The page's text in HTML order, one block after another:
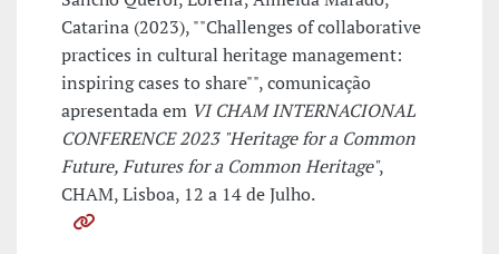
Catarina (2023), ""Challenges of collaborative
practices in cultural heritage management:
inspiring cases to share"", comunicação
apresentada em VI CHAM INTERNACIONAL
CONFERENCE 2023 "Heritage for a Common
Future, Futures for a Common Heritage",
CHAM, Lisboa, 12 a 14 de Julho.